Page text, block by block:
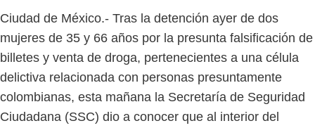
Ciudad de México.- Tras la detención ayer de dos
mujeres de 35 y 66 años por la presunta falsificación de
billetes y venta de droga, pertenecientes a una célula
delictiva relacionada con personas presuntamente
colombianas, esta mañana la Secretaría de Seguridad
Ciudadana (SSC) dio a conocer que al interior del